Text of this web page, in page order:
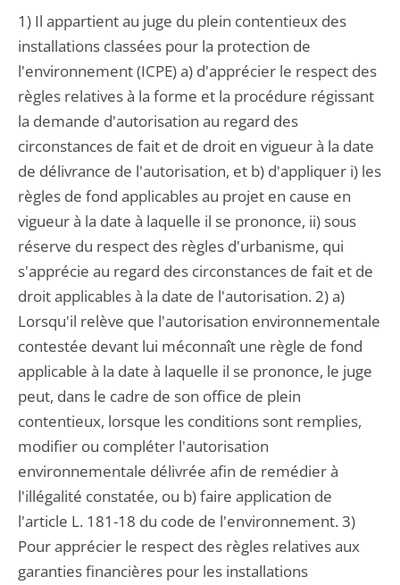
1) Il appartient au juge du plein contentieux des
installations classées pour la protection de
l'environnement (ICPE) a) d'apprécier le respect des
règles relatives à la forme et la procédure régissant
la demande d'autorisation au regard des
circonstances de fait et de droit en vigueur à la date
de délivrance de l'autorisation, et b) d'appliquer i) les
règles de fond applicables au projet en cause en
vigueur à la date à laquelle il se prononce, ii) sous
réserve du respect des règles d'urbanisme, qui
s'apprécie au regard des circonstances de fait et de
droit applicables à la date de l'autorisation. 2) a)
Lorsqu'il relève que l'autorisation environnementale
contestée devant lui méconnaît une règle de fond
applicable à la date à laquelle il se prononce, le juge
peut, dans le cadre de son office de plein
contentieux, lorsque les conditions sont remplies,
modifier ou compléter l'autorisation
environnementale délivrée afin de remédier à
l'illégalité constatée, ou b) faire application de
l'article L. 181-18 du code de l'environnement. 3)
Pour apprécier le respect des règles relatives aux
garanties financières pour les installations